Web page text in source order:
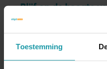
Toestemming
Blijf op de hoogte
Schrijf je hieronder